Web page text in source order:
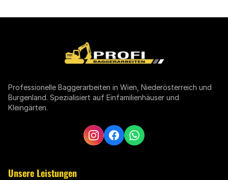
Professionelle Baggerarbeiten in Wien, Niederösterreich und
Burgenland. Spezialisiert auf Einfamilienhäuser und
Kleingärten.
Unsere Leistungen